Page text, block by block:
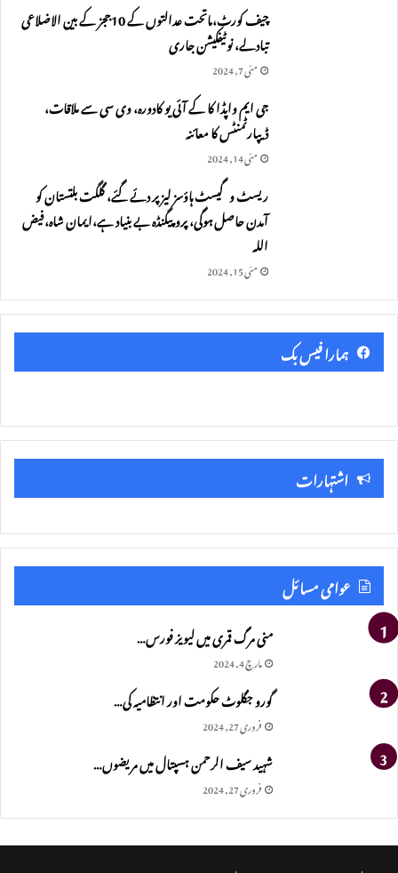
چیف کورٹ،ماتحت عدالتوں کے 10ججز کے بین الاضلاعی
تبادلے، نوٹیفکیشن جاری
مئی 7, 2024
جی ایم واپڈا کا کے آئی یو کادورہ، وی سی سے ملاقات،
ڈیپارٹمنٹس کا معائنہ
مئی 14, 2024
ریسٹ و گیسٹ ہاؤسز لیز پر دئے گئے، گلگت بلتستان کو
آمدن حاصل ہوگی، پروپیگنڈہ بے بنیاد ہے،ایمان شاہ،فیض
اللہ
مئی 15, 2024
ہمارا فیس بک
اشتہارات
عوامی مسائل
منی مرگ قمری میں لیویز فورس…
مارچ 4, 2024
گورو جگلوٹ حکومت اور انتظامیہ کی…
فروری 27, 2024
شہید سیف الرحمن ہسپتال میں مریضوں…
فروری 27, 2024